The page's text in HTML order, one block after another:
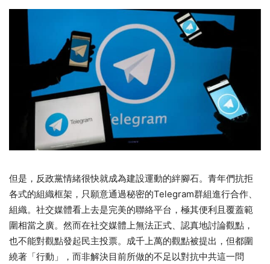
但是，反政黨情緒很快就成為建設運動的絆腳石。青年們抗拒
各式的組織框架，只願意通過秘密的Telegram群組進行合作、
組織。社交媒體看上去是完美的聯絡平台，極其便利且覆蓋範
圍相當之廣。然而在社交媒體上無法正式、認真地討論觀點，
也不能對觀點發起民主投票。成千上萬的觀點被提出，但都圍
繞著「行動」，而非解決目前所做的不足以對抗中共這一問